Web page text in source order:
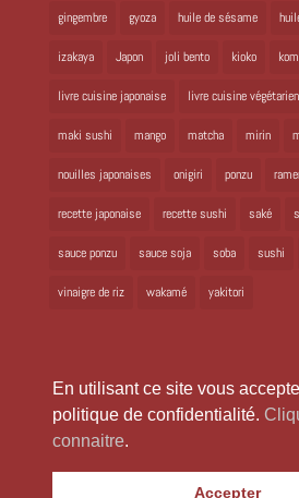
En utilisant ce site vous
politique de confidentialité.
connaitre.
Accepter
gingembre gyoza huile de sésame
izakaya Japon joli bento kioko
livre cuisine japonaise livre cuisine
maki sushi mango matcha mirin
nouilles japonaises onigiri ponzu
recette japonaise recette sushi saké
sauce ponzu sauce soja soba sushi
vinaigre de riz wakamé yakitori
Copyright 2024 Laure Kié Tous droits